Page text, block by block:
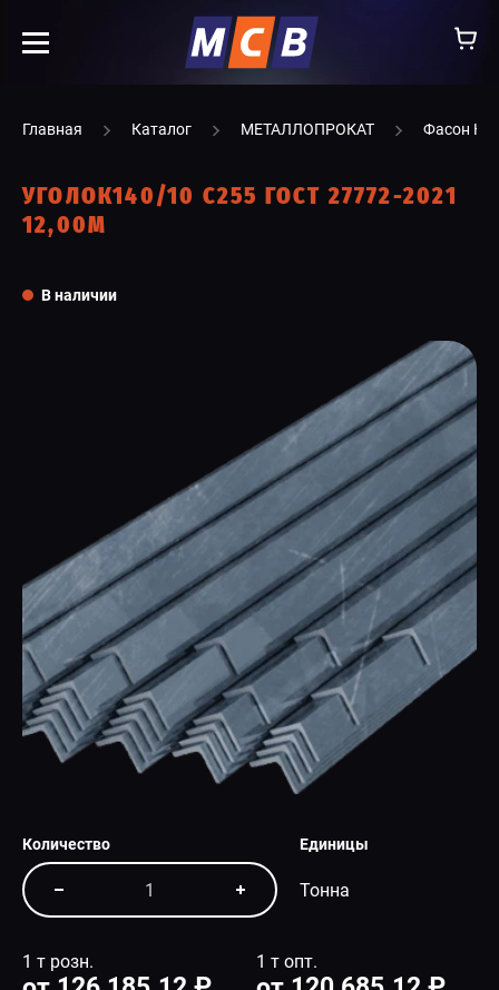
УСЛУГИ
КОНТАКТЫ
СПЕЦПРЕДЛОЖЕНИЕ
Главная Каталог МЕТАЛЛОПРОКАТ Фасон
УГОЛОК140/10 С255 ГОСТ 27772-2021
12,00М
В наличии
Количество Единицы
Тонна
1 т розн. 1 т опт.